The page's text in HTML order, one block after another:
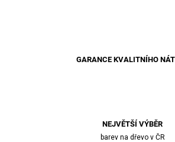
GARANCE KVALITNÍHO
NEJVĚTŠÍ VÝBĚR
barev na dřevo v ČR